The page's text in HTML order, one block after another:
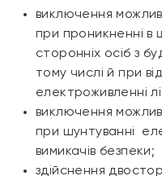
виключення
при проникненні в
сторонніх осіб з
тому числі й при
електроживленні
виключення
при шунтуванні
вимикачів безпеки;
здійснення